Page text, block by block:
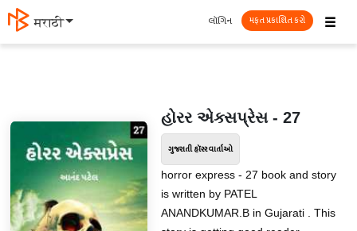
मराठी ☰
લૉગિન મફત પ્રકાશિત કરો
હોરર એક્સપ્રેસ - 27
ગુજરાતી હૉરર વાર્તાઓ
horror express - 27 book and story
is written by PATEL
ANANDKUMAR.B in Gujarati . This